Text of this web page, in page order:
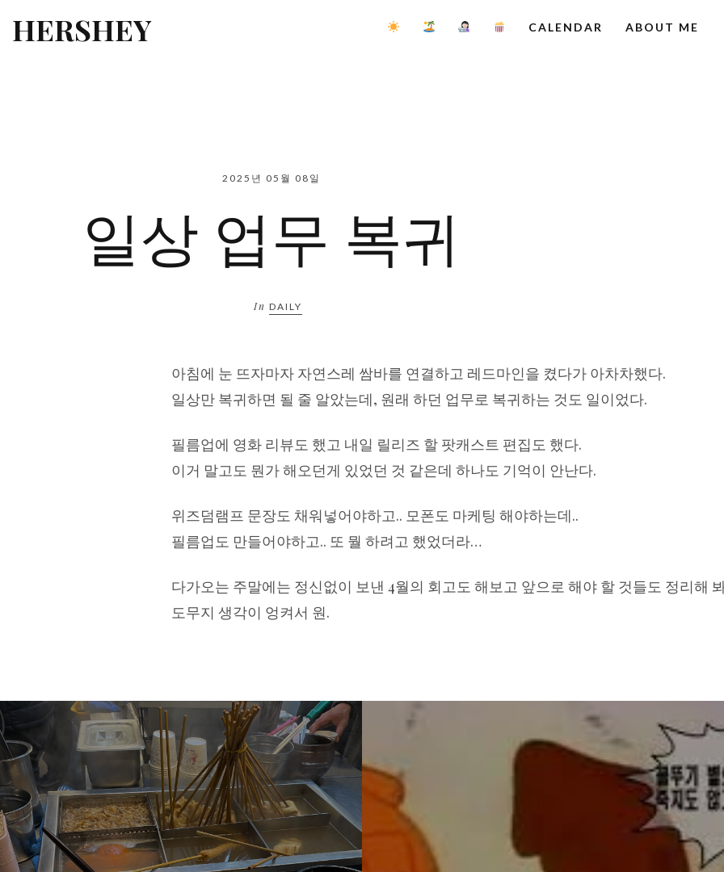
HERSHEY CALENDAR ABOUT ME
2025년 05월 08일
일상 업무 복귀
In DAILY
아침에 눈 뜨자마자 자연스레 쌈바를 연결하고 레드마인을 켰다가 아차차했다.
일상만 복귀하면 될 줄 알았는데, 원래 하던 업무로 복귀하는 것도 일이었다.
필름업에 영화 리뷰도 했고 내일 릴리즈 할 팟캐스트 편집도 했다.
이거 말고도 뭔가 해오던게 있었던 것 같은데 하나도 기억이 안난다.
위즈덤램프 문장도 채워넣어야하고.. 모폰도 마케팅 해야하는데..
필름업도 만들어야하고.. 또 뭘 하려고 했었더라…
다가오는 주말에는 정신없이 보낸 4월의 회고도 해보고 앞으로 해야 할 것들도 정리해
도무지 생각이 엉켜서 원.